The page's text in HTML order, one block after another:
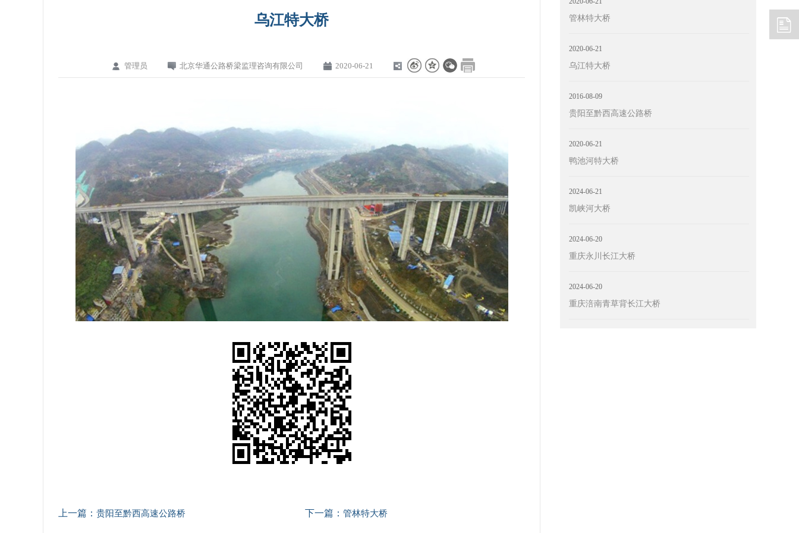
乌江特大桥
管理员 北京华通公路桥梁监理咨询有限公司 2020-06-21
上一篇： 贵阳至黔西高速公路桥 下一篇： 管林特大桥
管林特大桥
2020-06-21
乌江特大桥
2016-08-09
贵阳至黔西高速公路桥
2020-06-21
鸭池河特大桥
2024-06-21
凯峡河大桥
2024-06-20
重庆永川长江大桥
2024-06-20
重庆涪南青草背长江大桥